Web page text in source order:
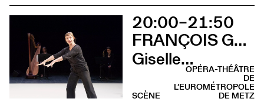
20:00–21:50
FRANÇOIS GREMAUD & SAMANTHA VAN WISSEN
Giselle…OPÉRA-THÉÂTRE
DE
L’EUROMÉTROPOLE
DE METZ
SCÈNE